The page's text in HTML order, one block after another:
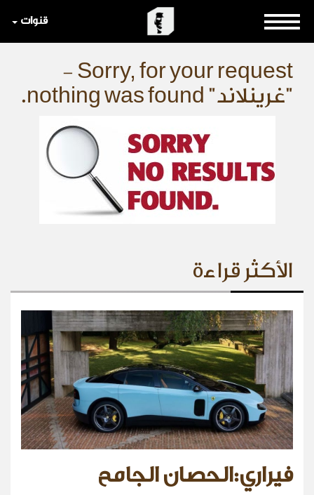
قنوات
Sorry, for your request -
"غرينلاند" nothing was found.
الأكثر قراءة
فيراري:الحصان الجامح